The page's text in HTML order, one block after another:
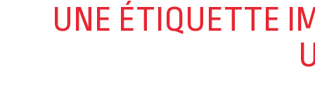
UNE ÉTIQUETTE